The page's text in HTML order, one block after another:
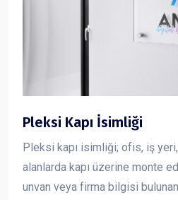
Pleksi Kapı İsimliği
Pleksi kapı isimliği; ofis, iş
alanlarda kapı üzerine monte
unvan veya firma bilgisi